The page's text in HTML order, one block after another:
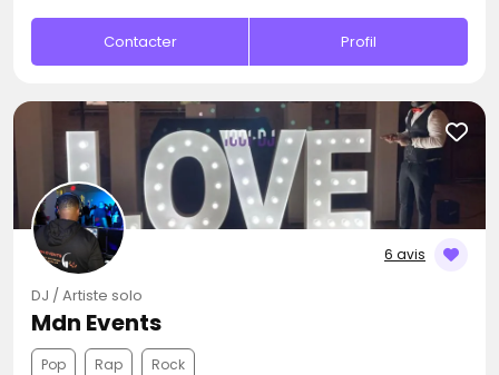
Contacter Profil
6 avis
DJ / Artiste solo
Mdn Events
Pop Rap Rock